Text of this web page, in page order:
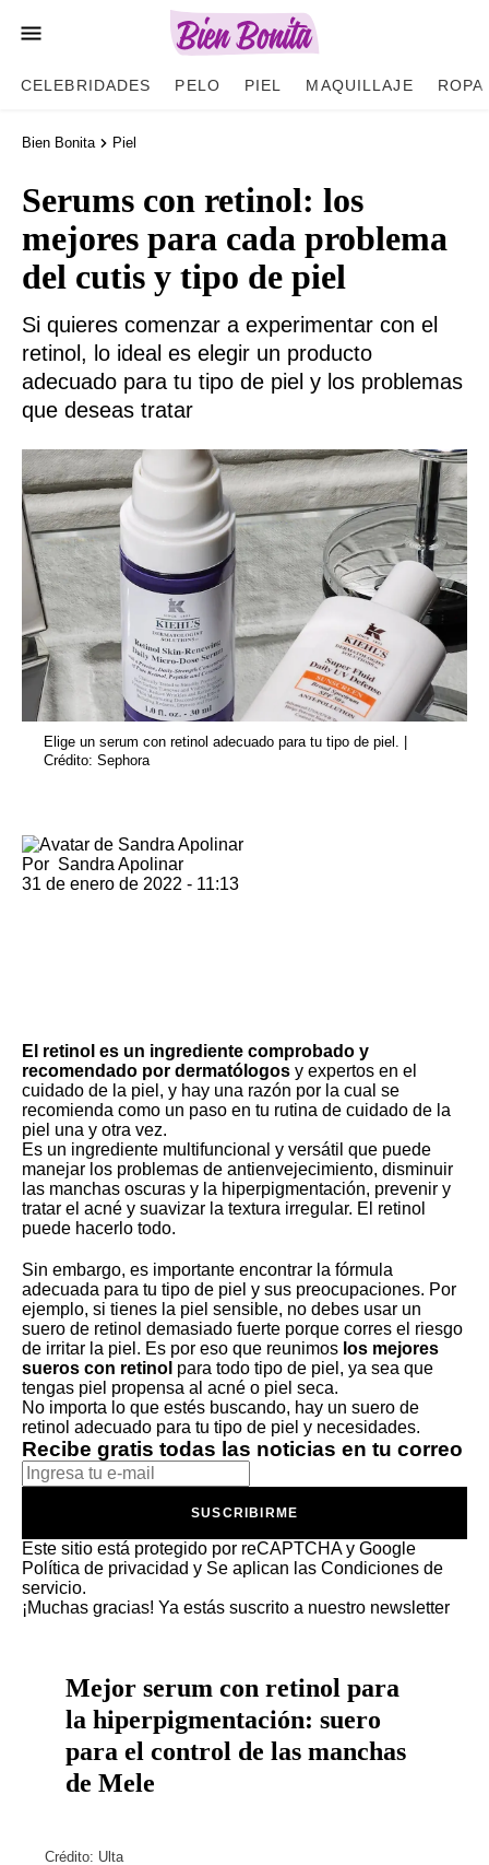
CELEBRIDADES PELO PIEL MAQUILLAJE ROPA
Bien Bonita Piel
Serums con retinol: los
mejores para cada problema
del cutis y tipo de piel
Si quieres comenzar a experimentar con el
retinol, lo ideal es elegir un producto
adecuado para tu tipo de piel y los problemas
que deseas tratar
Elige un serum con retinol adecuado para tu tipo de piel. |
Crédito: Sephora
Por Sandra Apolinar
31 de enero de 2022 - 11:13
El retinol es un ingrediente comprobado y
recomendado por dermatólogos y expertos en el
cuidado de la piel, y hay una razón por la cual se
recomienda como un paso en tu rutina de cuidado de la
piel una y otra vez.
Es un ingrediente multifuncional y versátil que puede
manejar los problemas de antienvejecimiento, disminuir
las manchas oscuras y la hiperpigmentación, prevenir y
tratar el acné y suavizar la textura irregular. El retinol
puede hacerlo todo.
Sin embargo, es importante encontrar la fórmula
adecuada para tu tipo de piel y sus preocupaciones. Por
ejemplo, si tienes la piel sensible, no debes usar un
suero de retinol demasiado fuerte porque corres el riesgo
de irritar la piel. Es por eso que reunimos los mejores
sueros con retinol para todo tipo de piel, ya sea que
tengas piel propensa al acné o piel seca.
No importa lo que estés buscando, hay un suero de
retinol adecuado para tu tipo de piel y necesidades.
Recibe gratis todas las noticias en tu correo
SUSCRIBIRME
Este sitio está protegido por reCAPTCHA y Google
Política de privacidad y Se aplican las Condiciones de
servicio.
¡Muchas gracias! Ya estás suscrito a nuestro newsletter
Mejor serum con retinol para
la hiperpigmentación: suero
para el control de las manchas
de Mele
Crédito: Ulta